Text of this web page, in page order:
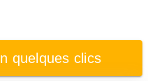
quelques clics